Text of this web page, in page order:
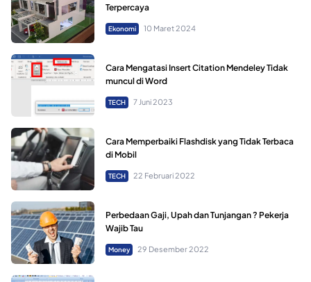
Terpercaya
Ekonomi 10 Maret 2024
Cara Mengatasi Insert Citation Mendeley Tidak
muncul di Word
TECH 7 Juni 2023
Cara Memperbaiki Flashdisk yang Tidak Terbaca
di Mobil
TECH 22 Februari 2022
Perbedaan Gaji, Upah dan Tunjangan ? Pekerja
Wajib Tau
Money 29 Desember 2022